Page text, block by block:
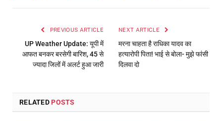
PREVIOUS ARTICLE
UP Weather Update: यूपी में
आफत बनकर बरसेगी बारिश, 45 से
ज्यादा जिलों में अलर्ट हुआ जारी
NEXT ARTICLE
मरना चाहता है राधिका यादव का
हत्यारोपी पिता! भाई से बोला- मुझे फांसी
दिलवा दो
RELATED POSTS